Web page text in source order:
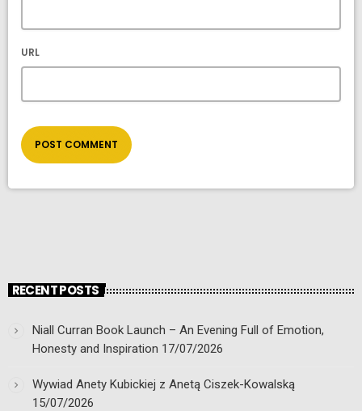
URL
RECENT POSTS
Niall Curran Book Launch – An Evening Full of Emotion,
Honesty and Inspiration 17/07/2026
Wywiad Anety Kubickiej z Anetą Ciszek-Kowalską
15/07/2026